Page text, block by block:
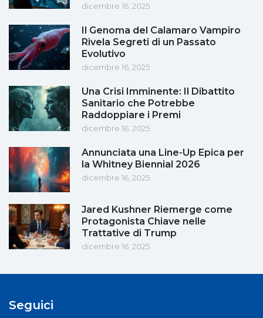
dicembre 16, 2025
Il Genoma del Calamaro Vampiro
Rivela Segreti di un Passato
Evolutivo
dicembre 16, 2025
Una Crisi Imminente: Il Dibattito
Sanitario che Potrebbe
Raddoppiare i Premi
dicembre 16, 2025
Annunciata una Line-Up Epica per
la Whitney Biennial 2026
dicembre 16, 2025
Jared Kushner Riemerge come
Protagonista Chiave nelle
Trattative di Trump
dicembre 16, 2025
Seguici